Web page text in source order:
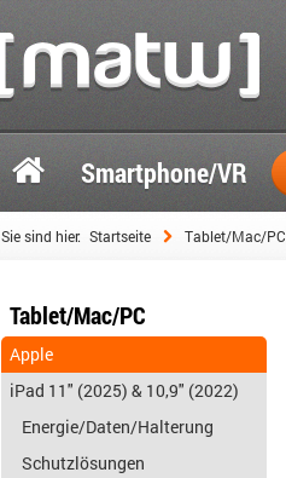
Smartphone/VR
Sie sind hier: Startseite Tablet/Mac/PC
Tablet/Mac/PC
Apple
iPad 11" (2025) & 10,9" (2022)
Energie/Daten/Halterung
Schutzlösungen